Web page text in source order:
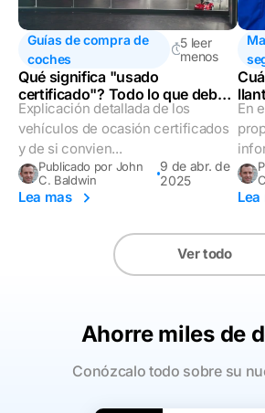
Guías de compra de
coches
5 leer
menos
Qué significa "usado
certificado"? Todo lo que debe
saber
Explicación detallada de los
vehículos de ocasión certificados
y de si convien...
Publicado por John
C. Baldwin
9 de abr. de
2025
Lea mas
En
Lea
Ver todo
Ahorre miles de
Conózcalo todo sobre su